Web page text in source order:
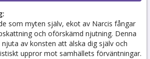
som myten själv, ekot av Narcis fångar
och oförskämd njutning. Denna
av konsten att älska dig själv och
uppror mot samhällets förväntningar.